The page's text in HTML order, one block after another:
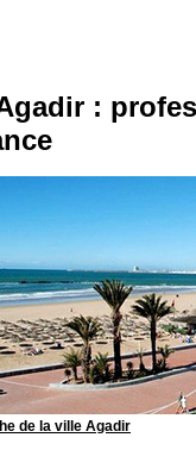
:
de la ville Agadir